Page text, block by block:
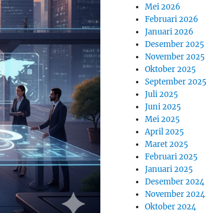
Mei 2026
Februari 2026
Januari 2026
Desember 2025
November 2025
Oktober 2025
September 2025
Juli 2025
Juni 2025
Mei 2025
April 2025
Maret 2025
Februari 2025
Januari 2025
Desember 2024
November 2024
Oktober 2024